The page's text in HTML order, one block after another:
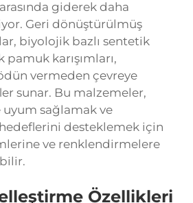
giderek daha
Geri dönüştürülmüş
biyolojik bazlı sentetik
karışımları,
vermeden çevreye
sunar. Bu malzemeler,
sağlamak ve
desteklemek için
ve renklendirmelere
Özellikleri